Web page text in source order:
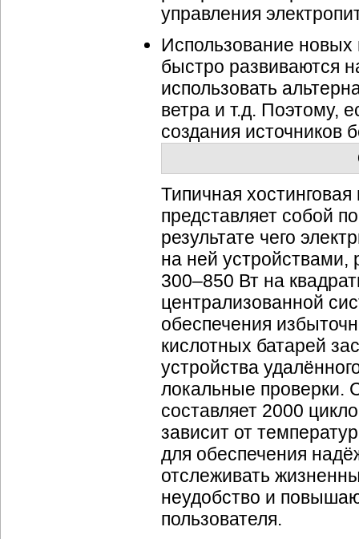
управления
Использование
быстро развиваются
использовать
ветра и т.д. Поэтому,
создания источников
Типичная
представляет собой
результате чего
на ней устройствами,
300–850 Вт на
централизованной
обеспечения
кислотных батарей
устройства
локальные проверки.
составляет 2000
зависит от
для обеспечения
отслеживать
неудобство и
пользователя.